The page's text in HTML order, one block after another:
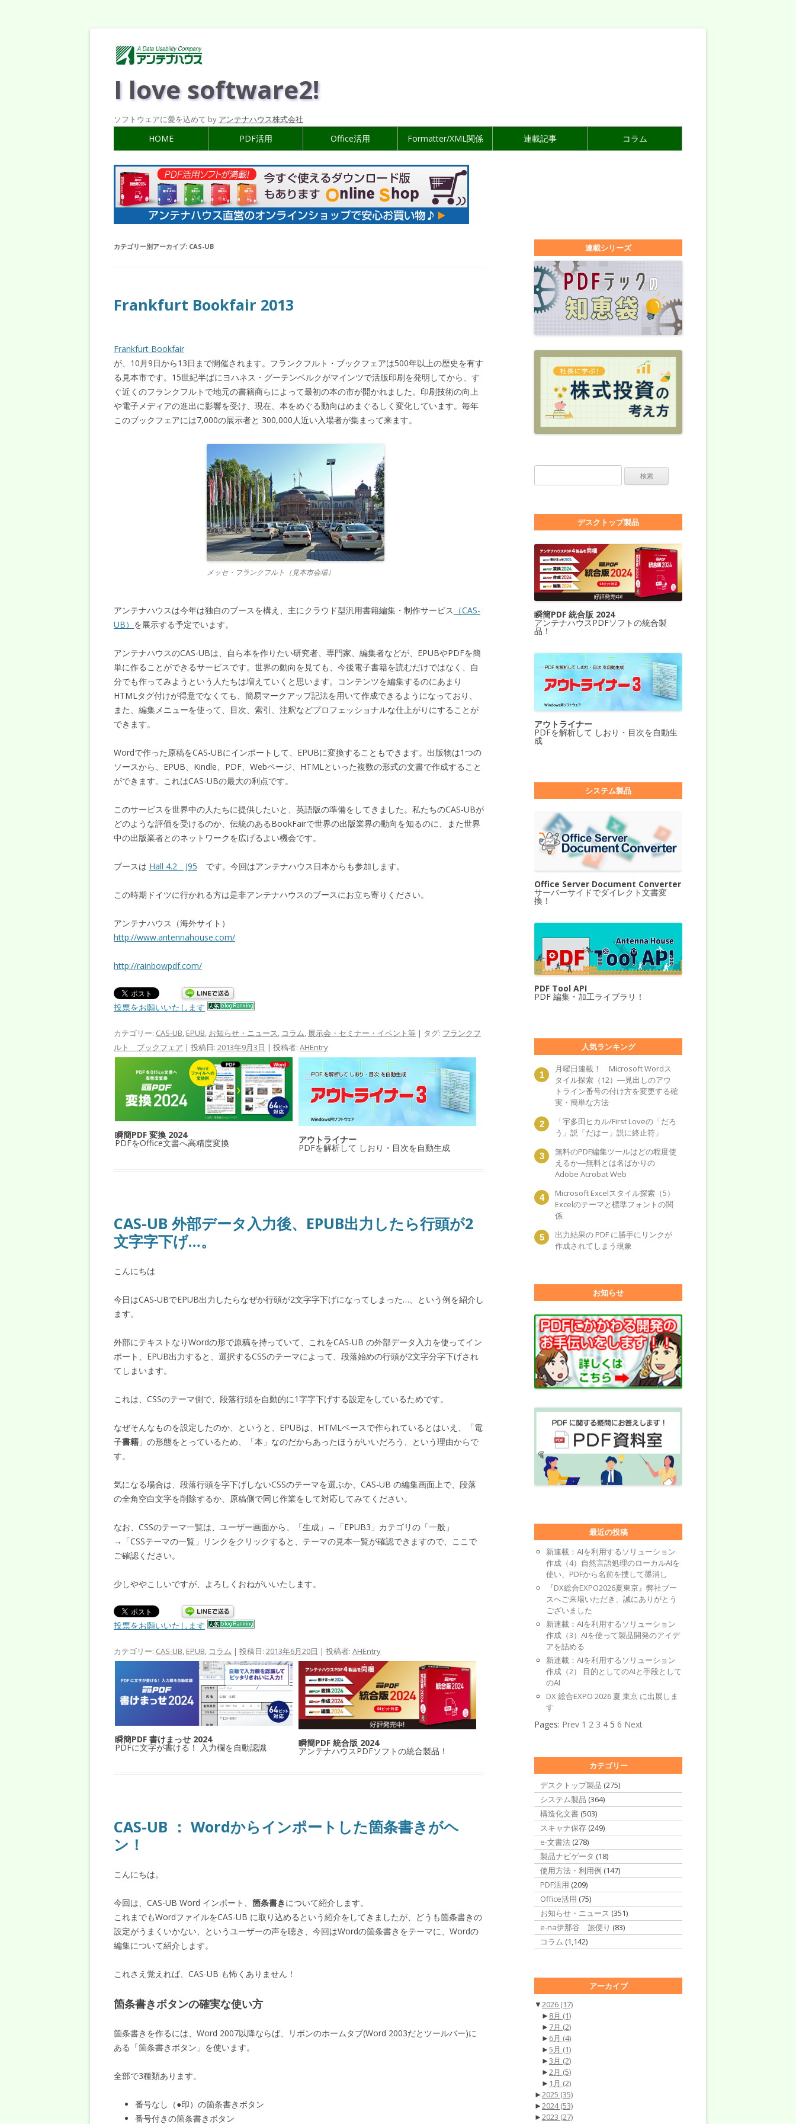
I love software2!
ソフトウェアに愛を込めて by アンテナハウス株式会社
HOME PDF活用 Office活用 Formatter/XML関係 連載記事 コラム
カテゴリー別アーカイブ: CAS-UB
Frankfurt Bookfair 2013
Frankfurt Bookfair
が、10月9日から13日まで開催されます。フランクフルト・ブックフェアは500年以上の歴史を有す
る見本市です。15世紀半ばにヨハネス・グーテンベルクがマインツで活版印刷を発明してから、す
ぐ近くのフランクフルトで地元の書籍商らによって最初の本の市が開かれました。印刷技術の向上
や電子メディアの進出に影響を受け、現在、本をめぐる動向はめまぐるしく変化しています。毎年
このブックフェアには7,000の展示者と 300,000人近い入場者が集まって来ます。
メッセ・フランクフルト（見本市会場）
アンテナハウスは今年は独自のブースを構え、主にクラウド型汎用書籍編集・制作サービス （CAS-
UB） を展示する予定でいます。
アンテナハウスのCAS-UBは、自ら本を作りたい研究者、専門家、編集者などが、EPUBやPDFを簡
単に作ることができるサービスです。世界の動向を見ても、今後電子書籍を読むだけではなく、自
分でも作ってみようという人たちは増えていくと思います。コンテンツを編集するのにあまり
HTMLタグ付けが得意でなくても、簡易マークアップ記法を用いて作成できるようになっており、
また、編集メニューを使って、目次、索引、注釈などプロフェッショナルな仕上がりにすることが
できます。
Wordで作った原稿をCAS-UBにインポートして、EPUBに変換することもできます。出版物は1つの
ソースから、EPUB、Kindle、PDF、Webページ、HTMLといった複数の形式の文書で作成すること
ができます。これはCAS-UBの最大の利点です。
このサービスを世界中の人たちに提供したいと、英語版の準備をしてきました。私たちのCAS-UBが
どのような評価を受けるのか、伝統のあるBookFairで世界の出版業界の動向を知るのに、また世界
中の出版業者とのネットワークを広げるよい機会です。
ブースは Hall 4.2 J95 です。今回はアンテナハウス日本からも参加します。
この時期ドイツに行かれる方は是非アンテナハウスのブースにお立ち寄りください。
アンテナハウス（海外サイト）
http://www.antennahouse.com/
http://rainbowpdf.com/
投票をお願いいたします
カテゴリー: CAS-UB, EPUB, お知らせ・ニュース, コラム, 展示会・セミナー・イベント等 | タグ: フランクフ
ルト ブックフェア | 投稿日: 2013年9月3日 | 投稿者: AHEntry
瞬簡PDF 変換 2024
PDFをOffice文書へ高精度変換 アウトライナー
PDFを解析して しおり・目次を自動生成
CAS-UB 外部データ入力後、EPUB出力したら行頭が2
文字字下げ…。
こんにちは
今日はCAS-UBでEPUB出力したらなぜか行頭が2文字字下げになってしまった…、という例を紹介し
ます。
外部にテキストなりWordの形で原稿を持っていて、これをCAS-UB の外部データ入力を使ってイン
ポート、EPUB出力すると、選択するCSSのテーマによって、段落始めの行頭が2文字分字下げされ
てしまいます。
これは、CSSのテーマ側で、段落行頭を自動的に1字字下げする設定をしているためです。
なぜそんなものを設定したのか、というと、EPUBは、HTMLベースで作られているとはいえ、「電
子書籍 」の形態をとっているため、「本」なのだからあったほうがいいだろう、という理由からで
す。
気になる場合は、段落行頭を字下げしないCSSのテーマを選ぶか、CAS-UB の編集画面上で、段落
の全角空白文字を削除するか、原稿側で同じ作業をして対応してみてください。
なお、CSSのテーマ一覧は、ユーザー画面から、「生成」→「EPUB3」カテゴリの「一般」
→「CSSテーマの一覧」リンクをクリックすると、テーマの見本一覧が確認できますので、ここで
ご確認ください。
少しややこしいですが、よろしくおねがいいたします。
投票をお願いいたします
カテゴリー: CAS-UB, EPUB, コラム | 投稿日: 2013年6月20日 | 投稿者: AHEntry
瞬簡PDF 書けまっせ 2024
PDFに文字が書ける！ 入力欄を自動認識 瞬簡PDF 統合版 2024
アンテナハウスPDFソフトの統合製品！
CAS-UB ： Wordからインポートした箇条書きがヘ
ン！
こんにちは。
今回は、CAS-UB Word インポート、 箇条書きについて紹介します。
これまでもWordファイルをCAS-UB に取り込めるという紹介をしてきましたが、どうも箇条書きの
設定がうまくいかない、というユーザーの声を聴き、今回はWordの箇条書きをテーマに、Wordの
編集について紹介します。
これさえ覚えれば、CAS-UB も怖くありません！
箇条書きボタンの確実な使い方
箇条書きを作るには、Word 2007以降ならば、リボンのホームタブ(Word 2003だとツールバー)に
ある「箇条書きボタン」を使います。
全部で3種類あります。
番号なし（●印）の箇条書きボタン
番号付きの箇条書きボタン
連載シリーズ
デスクトップ製品
瞬簡PDF 統合版 2024
アンテナハウスPDFソフトの統合製
品！
アウトライナー
PDFを解析して しおり・目次を自動生
成
システム製品
Office Server Document Converter
サーバーサイドでダイレクト文書変
換！
PDF Tool API
PDF 編集・加工ライブラリ！
人気ランキング
月曜日連載！ Microsoft Wordス
タイル探索（12）―見出しのアウ
トライン番号の付け方を変更する確
実・簡単な方法
「宇多田ヒカル/First Loveの「だろ
う」説「だはー」説に終止符」
無料のPDF編集ツールはどの程度使
えるか―無料とは名ばかりの
Adobe Acrobat Web
Microsoft Excelスタイル探索（5）
Excelのテーマと標準フォントの関
係
出力結果の PDF に勝手にリンクが
作成されてしまう現象
お知らせ
最近の投稿
新連載：AIを利用するソリューション
作成（4）自然言語処理のローカルAIを
使い、PDFから名前を捜して墨消し
『DX総合EXPO2026夏東京』弊社ブー
スへご来場いただき、誠にありがとう
ございました
新連載：AIを利用するソリューション
作成（3）AIを使って製品開発のアイデ
アを詰める
新連載：AIを利用するソリューション
作成（2） 目的としてのAIと手段として
のAI
DX 総合EXPO 2026 夏 東京 に出展しま
す
Pages: Prev 1 2 3 4 5 6 Next
カテゴリー
デスクトップ製品 (275)
システム製品 (364)
構造化文書 (503)
スキャナ保存 (249)
e-文書法 (278)
製品ナビゲータ (18)
使用方法・利用例 (147)
PDF活用 (209)
Office活用 (75)
お知らせ・ニュース (351)
e-na伊那谷 旅便り (83)
コラム (1,142)
アーカイブ
▼2026 (17)
► 8月 (1)
► 7月 (2)
► 6月 (4)
►5月 (1)
►3月 (2)
►2月 (5)
► 1月 (2)
►2025 (35)
►2024(53)
►2023 (27)